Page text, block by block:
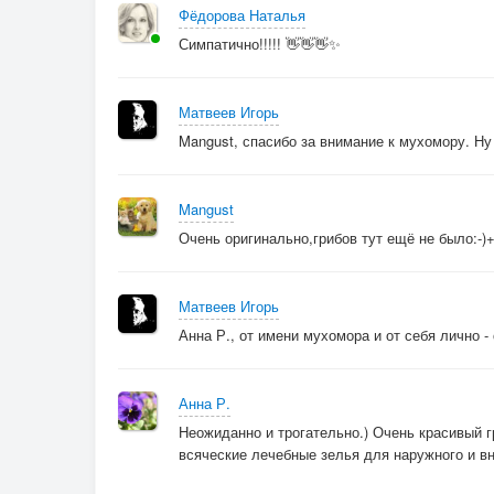
Фёдорова Наталья
Симпатично!!!!! 👋👋👋✨
Матвеев Игорь
Mangust, спасибо за внимание к мухомору.
Mangust
Очень оригинально,грибов тут ещё не было:-
Матвеев Игорь
Анна Р., от имени мухомора и от себя лично -
Анна Р.
Неожиданно и трогательно.) Очень красивый
всяческие лечебные зелья для наружного и